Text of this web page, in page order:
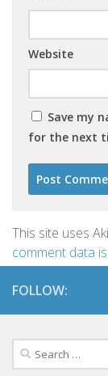
Website
Save my
for the next
This site uses
comment data
FOLLOW:
Search
for: